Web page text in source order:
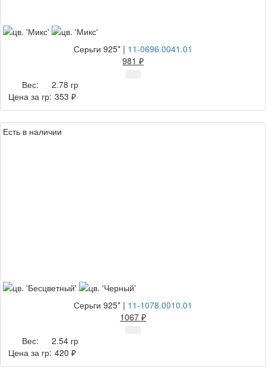
Серьги 925* | 11-0696.0041.01
981 ₽
Вес:
2.78 гр
Цена за гр: 353 ₽
Есть в наличии
Серьги 925* | 11-1078.0010.01
1067 ₽
Вес:
2.54 гр
Цена за гр: 420 ₽